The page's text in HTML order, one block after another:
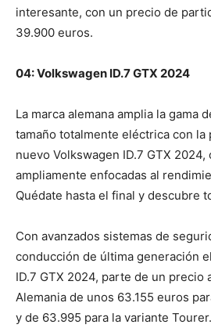
interesante, con un precio de
39.900 euros.
04: Volkswagen ID.7 GTX 2024
La marca alemana amplia la gama
tamaño totalmente eléctrica con la
nuevo Volkswagen ID.7 GTX
ampliamente enfocadas al
Quédate hasta el final y descubre
Con avanzados sistemas de
conducción de última generación
ID.7 GTX 2024, parte de un precio
Alemania de unos 63.155 euros
y de 63.995 para la variante Tourer.